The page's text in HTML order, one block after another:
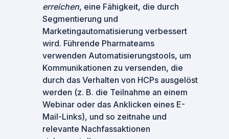
erreichen, eine Fähigkeit, die durch
Segmentierung und
Marketingautomatisierung verbessert
wird. Führende Pharmateams
verwenden Automatisierungstools, um
Kommunikationen zu versenden, die
durch das Verhalten von HCPs ausgelöst
werden (z. B. die Teilnahme an einem
Webinar oder das Anklicken eines E-
Mail-Links), und so zeitnahe und
relevante Nachfassaktionen